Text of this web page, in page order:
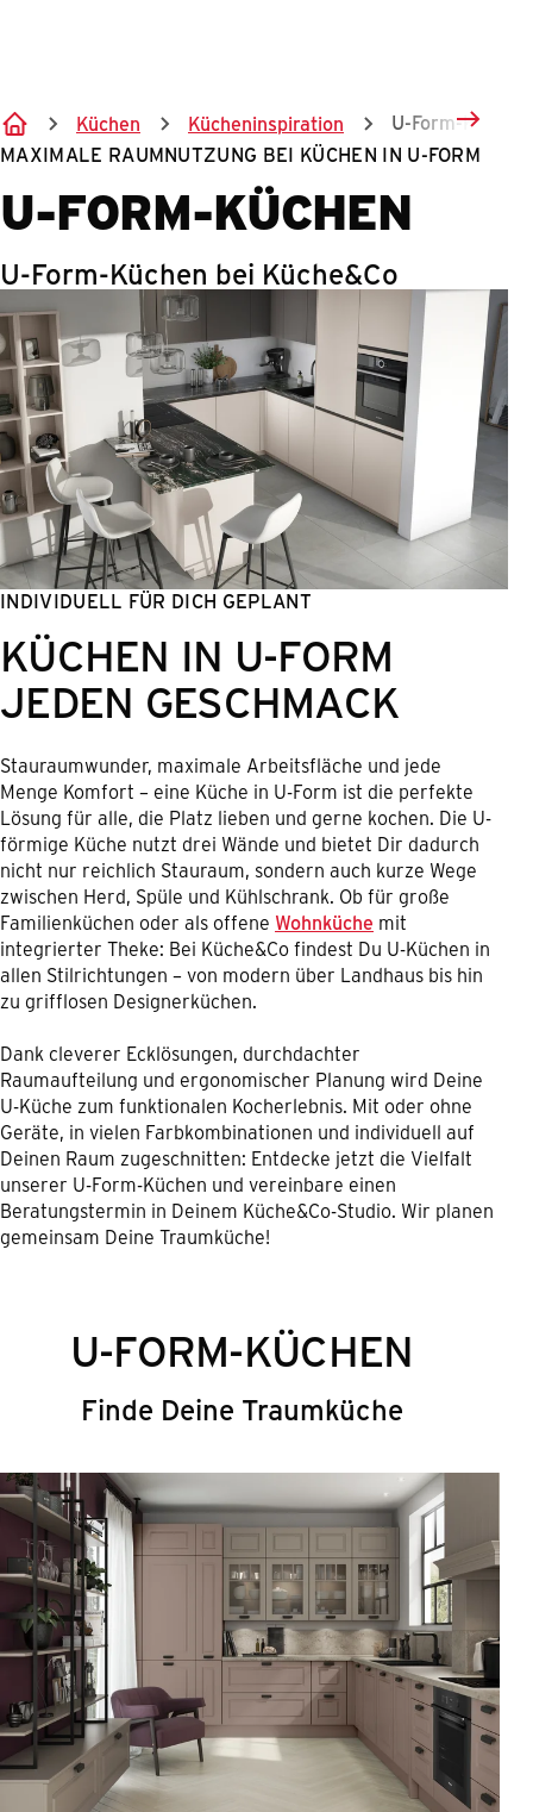
Küchen Kücheninspiration
U-Form-Küchen
MAXIMALE RAUMNUTZUNG BEI KÜCHEN IN U-FORM
U-FORM-KÜCHEN
U-Form-Küchen bei Küche&Co
INDIVIDUELL FÜR DICH GEPLANT
KÜCHEN IN U-FORM
JEDEN GESCHMACK
Stauraumwunder, maximale Arbeitsfläche und jede
Menge Komfort – eine Küche in U-Form ist die perfekte
Lösung für alle, die Platz lieben und gerne kochen. Die U-
förmige Küche nutzt drei Wände und bietet Dir dadurch
nicht nur reichlich Stauraum, sondern auch kurze Wege
zwischen Herd, Spüle und Kühlschrank. Ob für große
Familienküchen oder als offene Wohnküche mit
integrierter Theke: Bei Küche&Co findest Du U-Küchen in
allen Stilrichtungen – von modern über Landhaus bis hin
zu grifflosen Designerküchen.
Dank cleverer Ecklösungen, durchdachter
Raumaufteilung und ergonomischer Planung wird Deine
U-Küche zum funktionalen Kocherlebnis. Mit oder ohne
Geräte, in vielen Farbkombinationen und individuell auf
Deinen Raum zugeschnitten: Entdecke jetzt die Vielfalt
unserer U-Form-Küchen und vereinbare einen
Beratungstermin in Deinem Küche&Co-Studio. Wir planen
gemeinsam Deine Traumküche!
U-FORM-KÜCHEN
Finde Deine Traumküche